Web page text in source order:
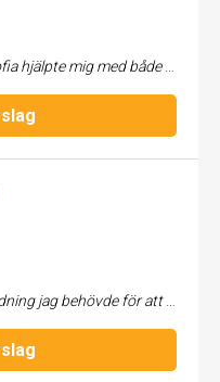
Vill verkligen rekommendera Studio Plong om du funderar på att förnya ditt kök och vill ha den allra bästa coachen!
Hela processen, från start till mål, var rolig och smidig. Ett stort tack till Alexandra och resten av teamet som genomförde hela projektet.